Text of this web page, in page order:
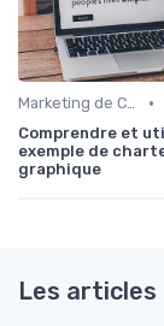
Marketing de Contenu •
Comprendre et
exemple de
graphique
Les articles